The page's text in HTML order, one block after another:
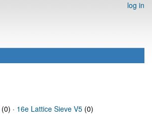
log in
(0) · 16e Lattice Sieve V5 (0)